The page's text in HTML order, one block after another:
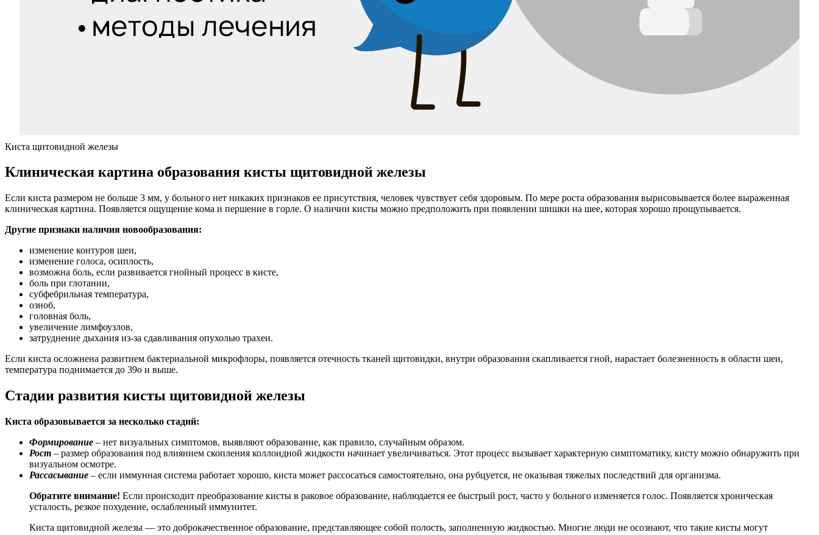
Киста щитовидной железы
Клиническая картина образования кисты щитовидной железы
Если киста размером не больше 3 мм, у больного нет никаких признаков ее присутствия, человек чувствует себя здоровым. По мере роста образования вырисовывается более выраженная
клиническая картина. Появляется ощущение кома и першение в горле. О наличии кисты можно предположить при появлении шишки на шее, которая хорошо прощупывается.
Другие признаки наличия новообразования:
изменение контуров шеи,
изменение голоса, осиплость,
возможна боль, если развивается гнойный процесс в кисте,
боль при глотании,
субфебрильная температура,
озноб,
головная боль,
увеличение лимфоузлов,
затруднение дыхания из-за сдавливания опухолью трахеи.
Если киста осложнена развитием бактериальной микрофлоры, появляется отечность тканей щитовидки, внутри образования скапливается гной, нарастает болезненность в области шеи,
температура поднимается до 39о и выше.
Стадии развития кисты щитовидной железы
Киста образовывается за несколько стадий:
Формирование – нет визуальных симптомов, выявляют образование, как правило, случайным образом.
Рост – размер образования под влиянием скопления коллоидной жидкости начинает увеличиваться. Этот процесс вызывает характерную симптоматику, кисту можно обнаружить при
визуальном осмотре.
Рассасывание – если иммунная система работает хорошо, киста может рассосаться самостоятельно, она рубцуется, не оказывая тяжелых последствий для организма.
Обратите внимание! Если происходит преобразование кисты в раковое образование, наблюдается ее быстрый рост, часто у больного изменяется голос. Появляется хроническая
усталость, резкое похудение, ослабленный иммунитет.
Киста щитовидной железы — это доброкачественное образование, представляющее собой полость, заполненную жидкостью. Многие люди не осознают, что такие кисты могут